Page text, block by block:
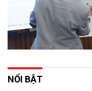
NỔI BẬT